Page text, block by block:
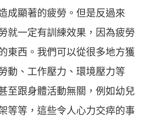
成顯著的疲勞。但是反過來
就一定有訓練效果，因為疲勞
東西。我們可以從很多地方獲
動、工作壓力、環境壓力等
至跟身體活動無關，例如幼兒
等等，這些令人心力交瘁的事